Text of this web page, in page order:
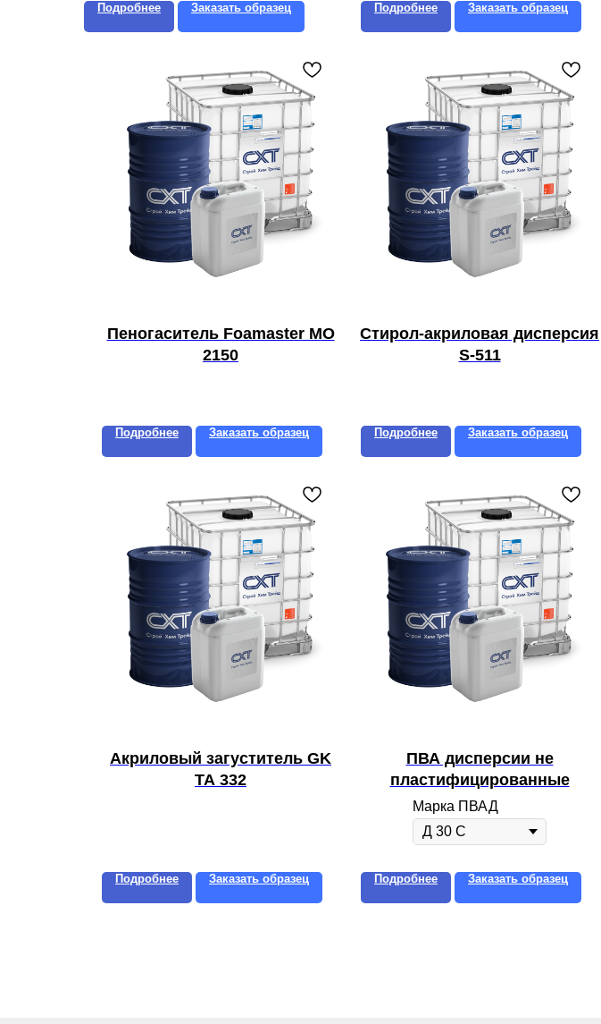
Подробнее Заказать образец Подробнее Заказать образец
Пеногаситель Foamaster MO
2150
Подробнее Заказать образец
Стирол-акриловая дисперсия
S-511
Подробнее Заказать образец
Акриловый загуститель GK
TA 332
Подробнее Заказать образец
ПВА дисперсии не
пластифицированные
Марка ПВАД
Подробнее Заказать образец